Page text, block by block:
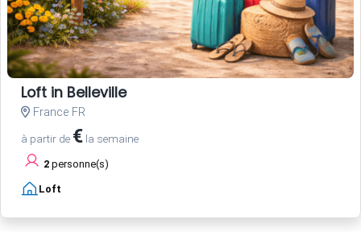
Loft in Belleville
France FR
à partir de € la semaine
2 personne(s)
Loft